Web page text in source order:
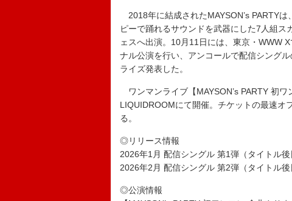
2018年に結成されたMAYSON’s PARTY
ピーで踊れるサウンドを武器にした7人組
ェスへ出演。10月11日には、東京・WWW
ナル公演を行い、アンコールで配信シング
ライズ発表した。
ワンマンライブ【MAYSON’s PARTY 初
LIQUIDROOMにて開催。チケットの最速オ
る。
◎リリース情報
2026年1月 配信シングル 第1弾（タイトル後
2026年2月 配信シングル 第2弾（タイトル後
◎公演情報